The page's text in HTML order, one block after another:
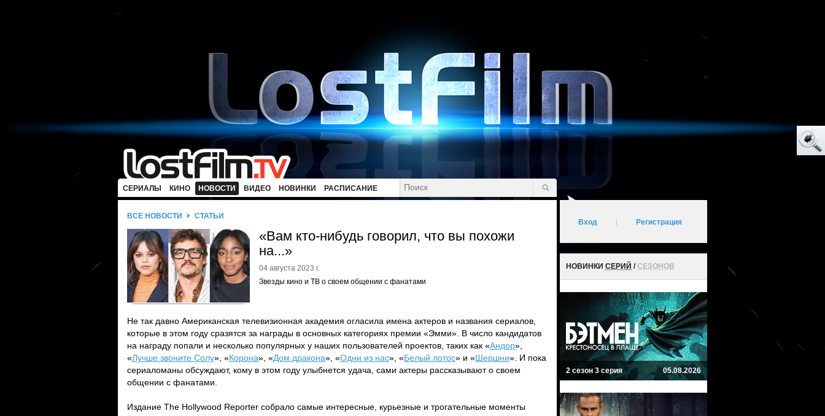
СЕРИАЛЫ КИНО НОВОСТИ ВИДЕО НОВИНКИ РАСПИСАНИЕ
ВСЕ НОВОСТИ СТАТЬИ
«Вам кто-нибудь говорил, что вы похожи
на...»
04 августа 2023 г.
Звезды кино и ТВ о своем общении с фанатами
Не так давно Американская телевизионная академия огласила имена актеров и названия сериалов,
которые в этом году сразятся за награды в основных категориях премии «Эмми». В число кандидатов
на награду попали и несколько популярных у наших пользователей проектов, таких как «Андор»,
«Лучше звоните Солу», «Корона», «Дом дракона», «Одни из нас», «Белый лотос» и «Шершни». И пока
сериаломаны обсуждают, кому в этом году улыбнется удача, сами актеры рассказывают о своем
общении с фанатами.
Издание The Hollywood Reporter собрало самые интересные, курьезные и трогательные моменты
Вход Регистрация
НОВИНКИ СЕРИЙ /СЕЗОНОВ
2 сезон 3 серия 05.08.2026